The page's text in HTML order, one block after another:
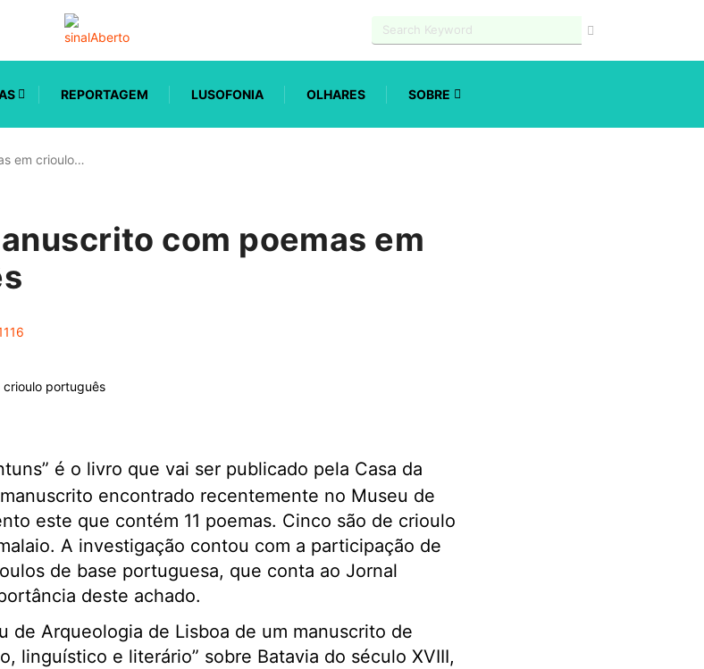
REPORTAGEM LUSOFONIA OLHARES SOBRE
em crioulo…
com poemas em
é o livro que vai ser publicado pela Casa da
encontrado recentemente no Museu de
este que contém 11 poemas. Cinco são de crioulo
A investigação contou com a participação de
de base portuguesa, que conta ao Jornal
deste achado.
de Arqueologia de Lisboa de um manuscrito de
linguístico e literário” sobre Batavia do século XVIII,